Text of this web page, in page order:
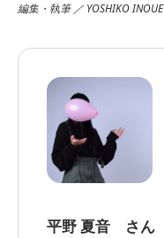
編集・執筆 ／ YOSHIKO INOUE
平野 夏音 さん